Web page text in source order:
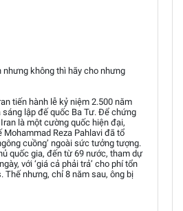
nhưng không thì hãy cho nhưng
tiến hành lễ kỷ niệm 2.500 năm
sáng lập đế quốc Ba Tư. Để chứng
là một cường quốc hiện đại,
Mohammad Reza Pahlavi đã tổ
cuồng’ ngoài sức tưởng tượng.
quốc gia, đến từ 69 nước, tham dự
với ‘giá cả phải trả’ cho phí tổn
Thế nhưng, chỉ 8 năm sau, ông bị